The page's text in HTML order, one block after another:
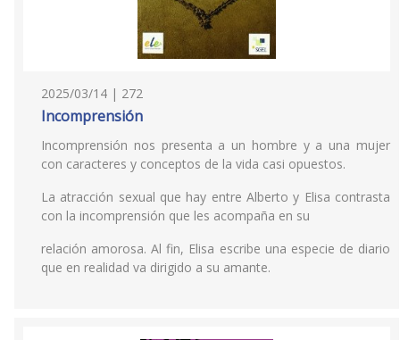
2025/03/14 | 272
Incomprensión
Incomprensión nos presenta a un hombre y a una mujer
con caracteres y conceptos de la vida casi opuestos.
La atracción sexual que hay entre Alberto y Elisa contrasta
con la incomprensión que les acompaña en su
relación amorosa. Al fin, Elisa escribe una especie de diario
que en realidad va dirigido a su amante.